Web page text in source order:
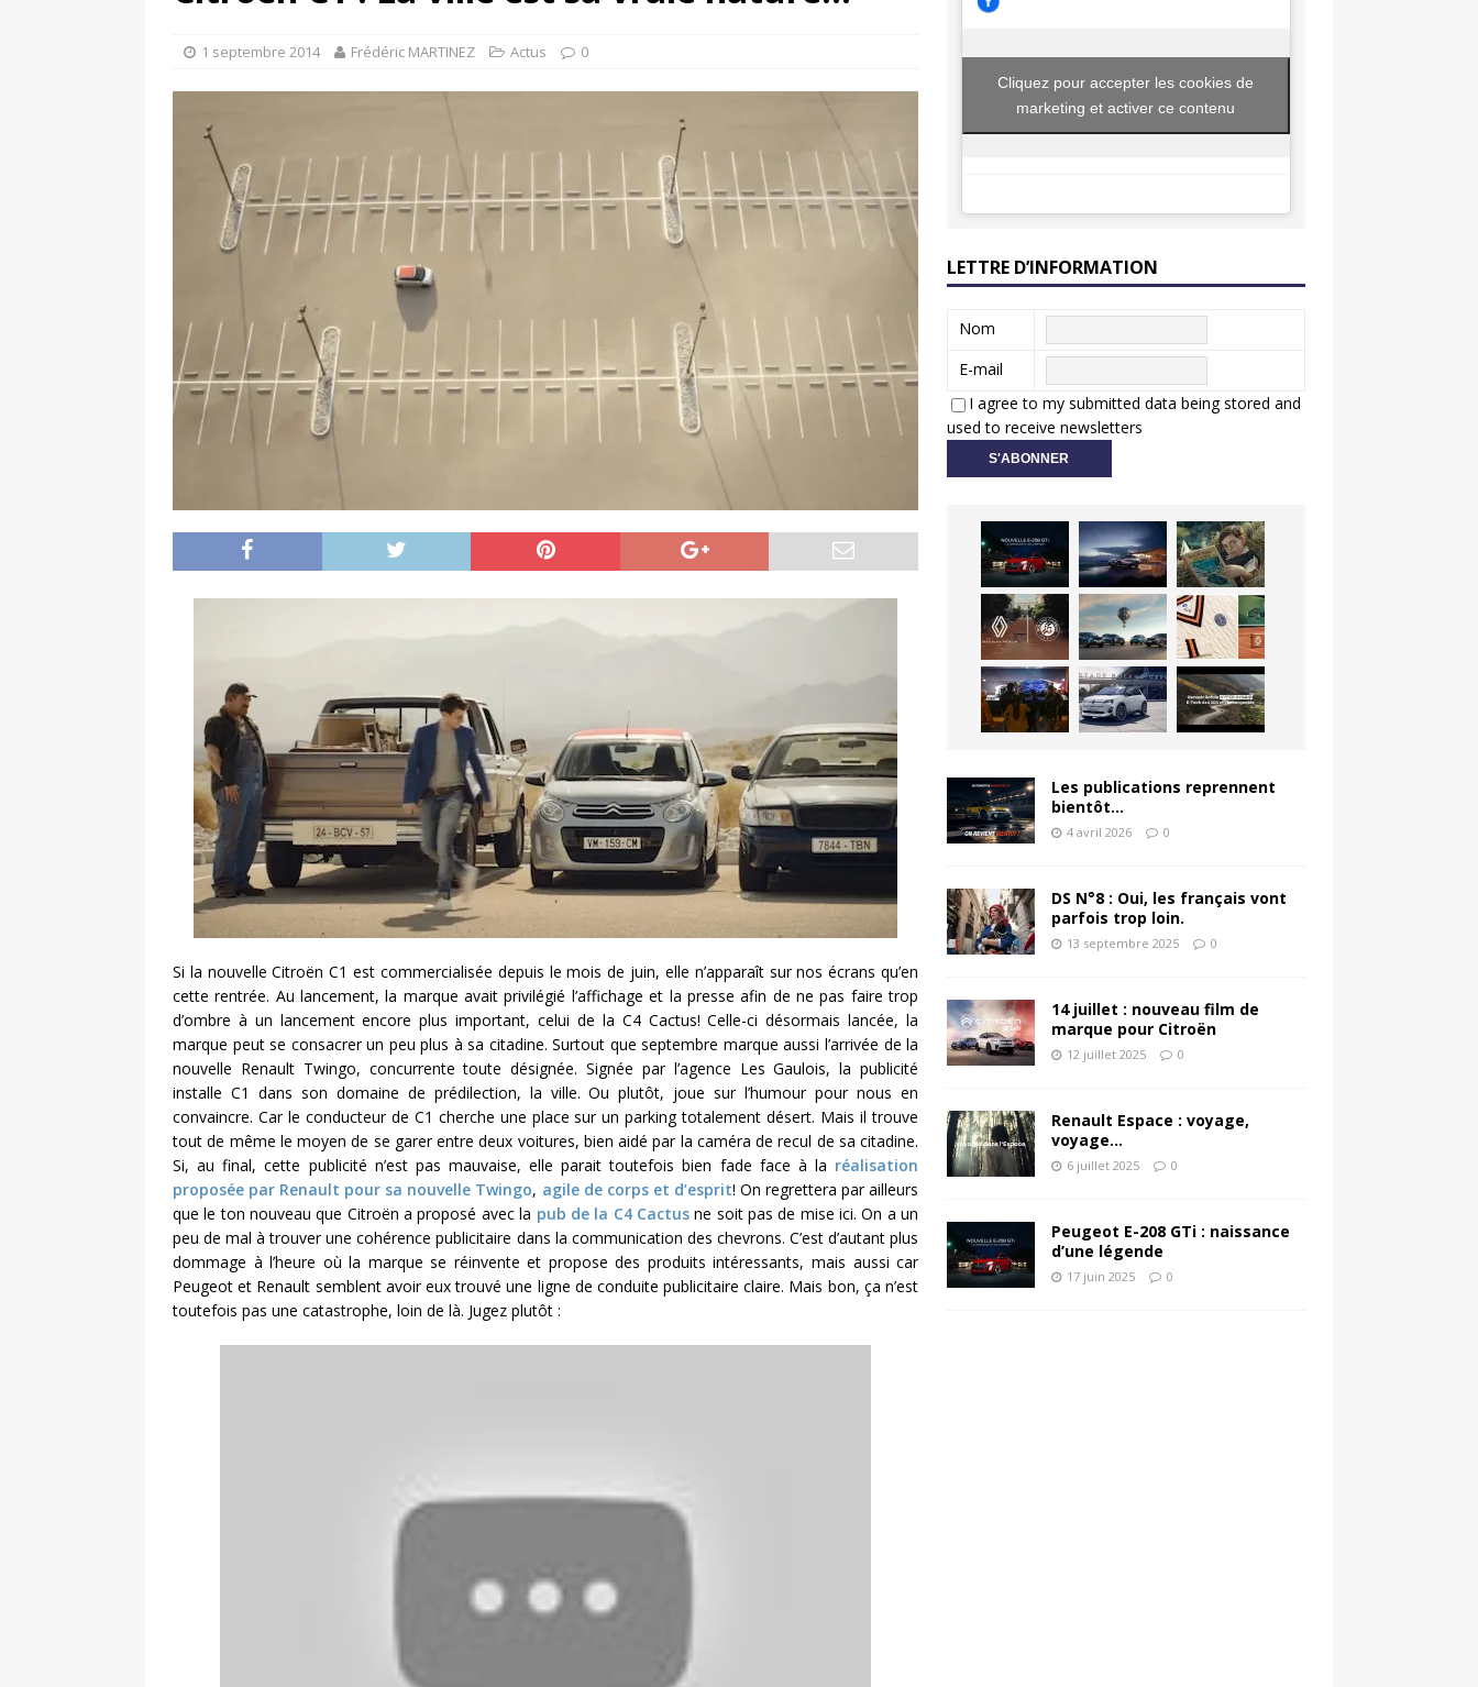
[ 11 avril 2020 ] #StayHome : Honda dévoile un spot publicitaire… confiné!
1 septembre 2014 Frédéric MARTINEZ Actus 0
Si la nouvelle Citroën C1 est commercialisée depuis le mois de juin, elle n’apparaît sur nos écrans qu’en
cette rentrée. Au lancement, la marque avait privilégié l’affichage et la presse afin de ne pas faire trop
d’ombre à un lancement encore plus important, celui de la C4 Cactus! Celle-ci désormais lancée, la
marque peut se consacrer un peu plus à sa citadine. Surtout que septembre marque aussi l’arrivée de la
nouvelle Renault Twingo, concurrente toute désignée. Signée par l’agence Les Gaulois, la publicité
installe C1 dans son domaine de prédilection, la ville. Ou plutôt, joue sur l’humour pour nous en
convaincre. Car le conducteur de C1 cherche une place sur un parking totalement désert. Mais il trouve
tout de même le moyen de se garer entre deux voitures, bien aidé par la caméra de recul de sa citadine.
Si, au final, cette publicité n’est pas mauvaise, elle parait toutefois bien fade face à la réalisation
proposée par Renault pour sa nouvelle Twingo, agile de corps et d’esprit! On regrettera par ailleurs
que le ton nouveau que Citroën a proposé avec la pub de la C4 Cactusne soit pas de mise ici. On a un
peu de mal à trouver une cohérence publicitaire dans la communication des chevrons. C’est d’autant plus
dommage à l’heure où la marque se réinvente et propose des produits intéressants, mais aussi car
Peugeot et Renault semblent avoir eux trouvé une ligne de conduite publicitaire claire. Mais bon, ça n’est
toutefois pas une catastrophe, loin de là. Jugez plutôt :
Cliquez pour accepter les cookies de
marketing et activer ce contenu
LETTRE D’INFORMATION
Nom
E-mail
I agree to my submitted data being stored and
used to receive newsletters
Les publications reprennent
bientôt…
4 avril 2026 0
DS N°8 : Oui, les français vont
parfois trop loin.
13 septembre 2025 0
14 juillet : nouveau film de
marque pour Citroën
12 juillet 2025 0
Renault Espace : voyage,
voyage…
6 juillet 2025 0
Peugeot E-208 GTi : naissance
d’une légende
17 juin 2025 0